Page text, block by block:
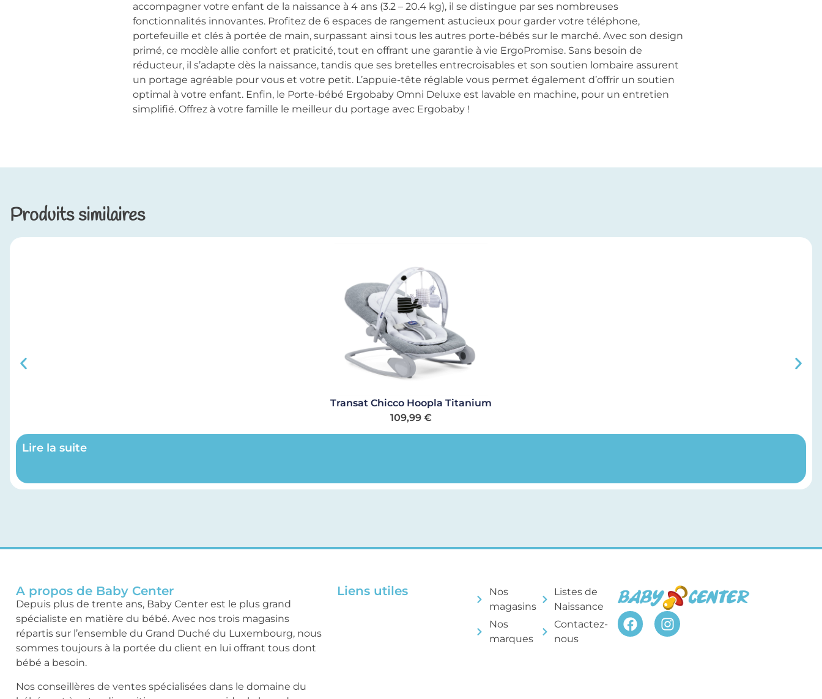
accompagner votre enfant de la naissance à 4 ans (3.2 – 20.4 kg), il se distingue par ses nombreuses
fonctionnalités innovantes. Profitez de 6 espaces de rangement astucieux pour garder votre téléphone,
portefeuille et clés à portée de main, surpassant ainsi tous les autres porte-bébés sur le marché. Avec son design
primé, ce modèle allie confort et praticité, tout en offrant une garantie à vie ErgoPromise. Sans besoin de
réducteur, il s’adapte dès la naissance, tandis que ses bretelles entrecroisables et son soutien lombaire assurent
un portage agréable pour vous et votre petit. L’appuie-tête réglable vous permet également d’offrir un soutien
optimal à votre enfant. Enfin, le Porte-bébé Ergobaby Omni Deluxe est lavable en machine, pour un entretien
simplifié. Offrez à votre famille le meilleur du portage avec Ergobaby !
Produits similaires
Transat Chicco Hoopla Titanium
109,99 €
Lire la suite
A propos de Baby Center
Depuis plus de trente ans, Baby Center est le plus grand
spécialiste en matière du bébé. Avec nos trois magasins
répartis sur l’ensemble du Grand Duché du Luxembourg, nous
sommes toujours à la portée du client en lui offrant tous dont
bébé a besoin.
Nos conseillères de ventes spécialisées dans le domaine du
Liens utiles
Nos
magasins
Nos
marques
Listes de
Naissance
Contactez-
nous